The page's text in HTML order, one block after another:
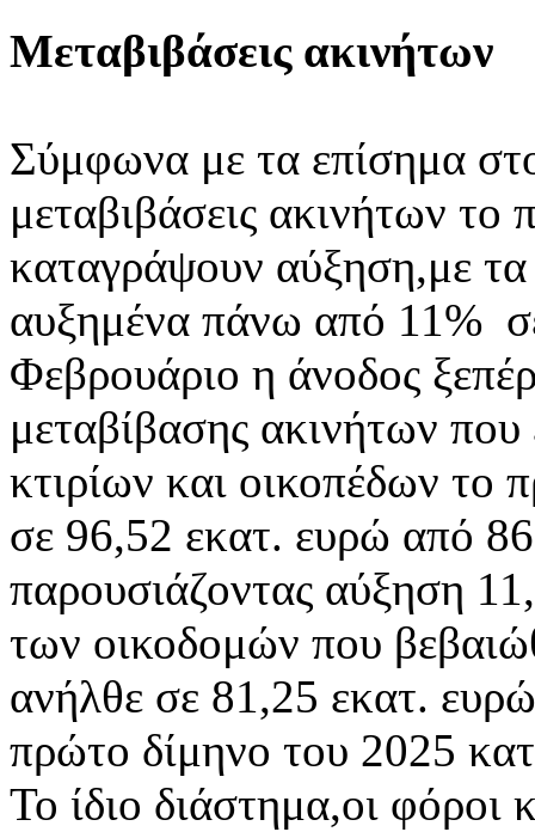
Μεταβιβάσεις ακινήτων
Σύμφωνα με τα επίσημα
μεταβιβάσεις ακινήτων το
καταγράψουν αύξηση,με
αυξημένα πάνω από 11%
Φεβρουάριο η άνοδος
μεταβίβασης ακινήτων
κτιρίων και οικοπέδων το
σε 96,52 εκατ. ευρώ από
παρουσιάζοντας αύξηση
των οικοδομών που
ανήλθε σε 81,25 εκατ.
πρώτο δίμηνο του 2025
Το ίδιο διάστημα,οι φόροι